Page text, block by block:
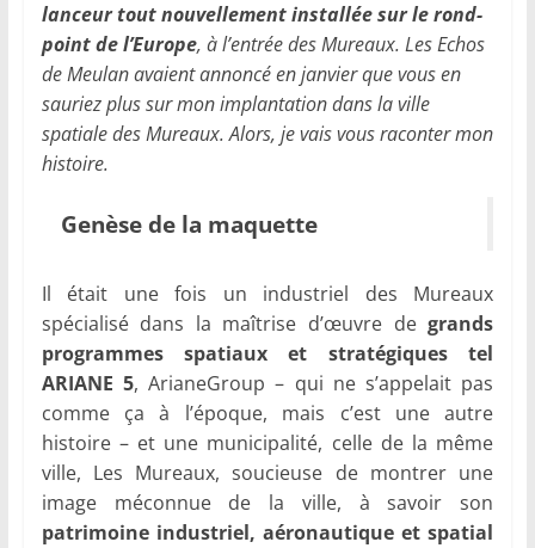
lanceur tout nouvellement installée sur le rond-
point de l’Europe, à l’entrée des Mureaux. Les Echos
de Meulan avaient annoncé en janvier que vous en
sauriez plus sur mon implantation dans la ville
spatiale des Mureaux. Alors, je vais vous raconter mon
histoire.
Genèse de la maquette
Il était une fois un industriel des Mureaux
spécialisé dans la maîtrise d’œuvre degrands
programmes spatiaux et stratégiques tel
ARIANE 5, ArianeGroup – qui ne s’appelait pas
comme ça à l’époque, mais c’est une autre
histoire – et une municipalité, celle de la même
ville, Les Mureaux, soucieuse de montrer une
image méconnue de la ville, à savoir son
patrimoine industriel, aéronautique et spatial